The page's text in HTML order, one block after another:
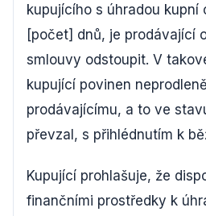
kupujícího s úhradou kupní
[počet] dnů, je prodávající
smlouvy odstoupit. V
kupující povinen
prodávajícímu, a to ve
převzal, s přihlédnutím k
Kupující prohlašuje, že
finančními prostředky k